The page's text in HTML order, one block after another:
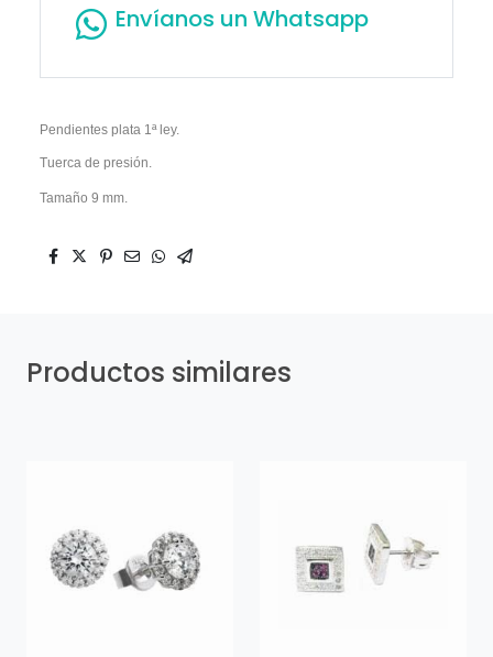
Envíanos un Whatsapp
Pendientes plata 1ª ley.
Tuerca de presión.
Tamaño 9 mm.
Productos similares